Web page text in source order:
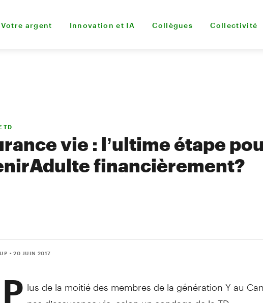
Votre argent Innovation et IA Collègues Collectivité
TD
vie : l’ultime étape
financièrement?
• 20 JUIN 2017
P lus de la moitié des membres de la génération Y au